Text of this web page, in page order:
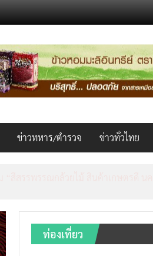
ข่าวทหาร/ตำรวจ ข่าวทั่วไทย
ท่องเที่ยว